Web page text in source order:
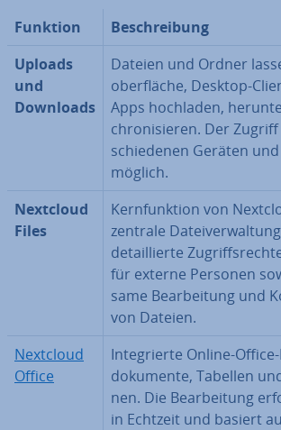
Funktion
Be­schrei­bung
Uploads
und
Downloads
Dateien und Ordner
ober­flä­che, Desktop-
Apps hochladen,
chro­ni­sie­ren. Der
schie­de­nen Geräten
möglich.
Nextcloud
Files
Kern­funk­ti­on von
zentrale
de­tail­lier­te
für externe Personen
sa­me Be­ar­bei­tung und
von Dateien.
Nextcloud
Office
In­te­grier­te Online-
do­ku­men­te, Tabellen
nen. Die Be­ar­bei­tung
in Echtzeit und basiert